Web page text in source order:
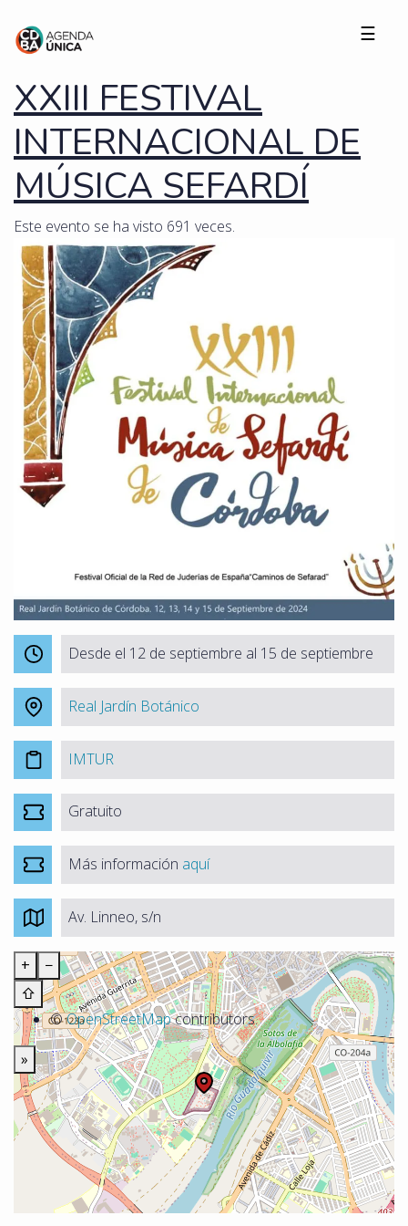
☰
XXIII FESTIVAL
INTERNACIONAL DE
MÚSICA SEFARDÍ
Este evento se ha visto 691 veces.
Desde el 12 de septiembre al 15 de septiembre
Real Jardín Botánico
IMTUR
Gratuito
Más información aquí
Av. Linneo, s/n
+
−
⇧
©OpenStreetMapcontributors.
»